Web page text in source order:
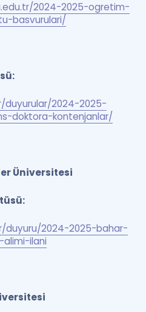
2024-2025-ogretim-
basvurulari/
duyurular/2024-2025-
doktora-kontenjanlar/
Üniversitesi
duyuru/2024-2025-bahar-
ilani